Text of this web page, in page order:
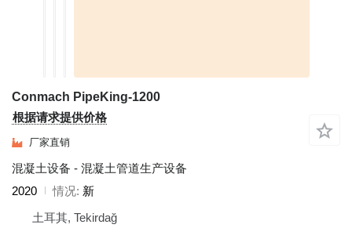
Conmach PipeKing-1200
根据请求提供价格
厂家直销
混凝土设备 - 混凝土管道生产设备
2020
情况 新
土耳其, Tekirdağ